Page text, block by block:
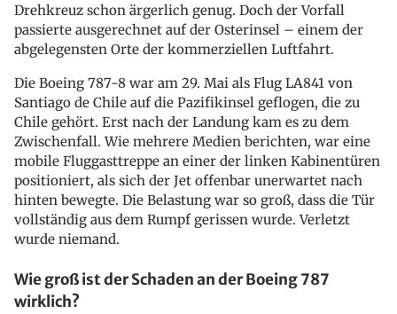
Drehkreuz schon ärgerlich genug. Doch der Vorfall
passierte ausgerechnet auf der Osterinsel – einem der
abgelegensten Orte der kommerziellen Luftfahrt.
Die Boeing 787-8 war am 29. Mai als Flug LA841 von
Santiago de Chile auf die Pazifikinsel geflogen, die zu
Chile gehört. Erst nach der Landung kam es zu dem
Zwischenfall. Wie mehrere Medien berichten, war eine
mobile Fluggasttreppe an einer der linken Kabinentüren
positioniert, als sich der Jet offenbar unerwartet nach
hinten bewegte. Die Belastung war so groß, dass die Tür
vollständig aus dem Rumpf gerissen wurde. Verletzt
wurde niemand.
Wie groß ist der Schaden an der Boeing 787
wirklich?